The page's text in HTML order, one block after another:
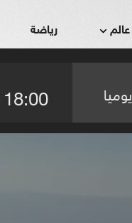
عالم رياضة
يوميا 18:00